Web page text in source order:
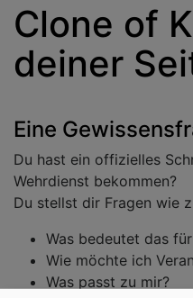
Clone of
deiner
Eine
Du hast ein offizielles
Wehrdienst bekommen?
Du stellst dir Fragen wie
Was bedeutet das
Wie möchte ich
Was passt zu mir?